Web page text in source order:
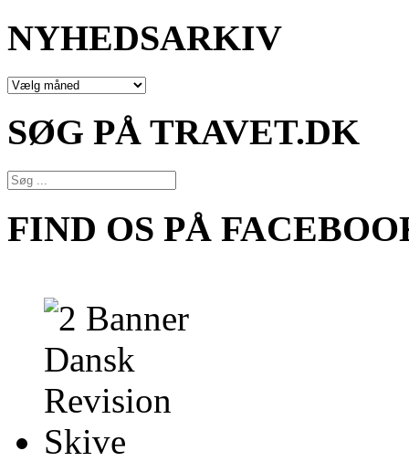
NYHEDSARKIV
NYHEDSARKIV
SØG PÅ TRAVET.DK
FIND OS PÅ